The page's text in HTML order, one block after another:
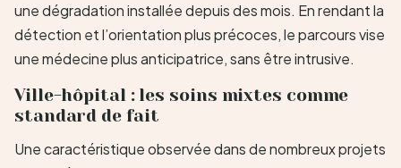
une dégradation installée depuis des mois. En rendant la
détection et l’orientation plus précoces, le parcours vise
une médecine plus anticipatrice, sans être intrusive.
Ville-hôpital : les soins mixtes comme
standard de fait
Une caractéristique observée dans de nombreux projets